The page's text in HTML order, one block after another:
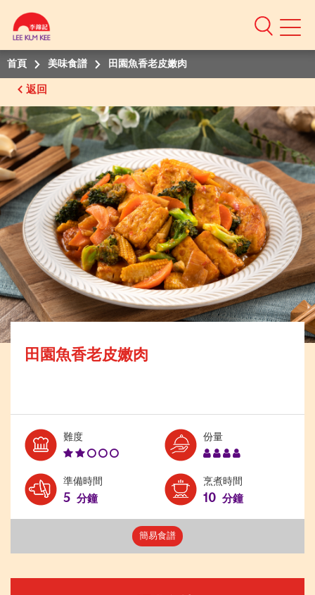
Mobile
首頁 美味食譜 田園魚香老皮嫩肉
返回
田園魚香老皮嫩肉
難度Level:
份量Serves:
4
準備時間
5 分鐘
烹煮時間
10 分鐘
簡易食譜